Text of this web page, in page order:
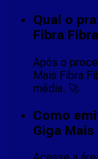
Qual o
Fibra
Após o
Mais Fibra
média. 🚀
Como
Giga Mais